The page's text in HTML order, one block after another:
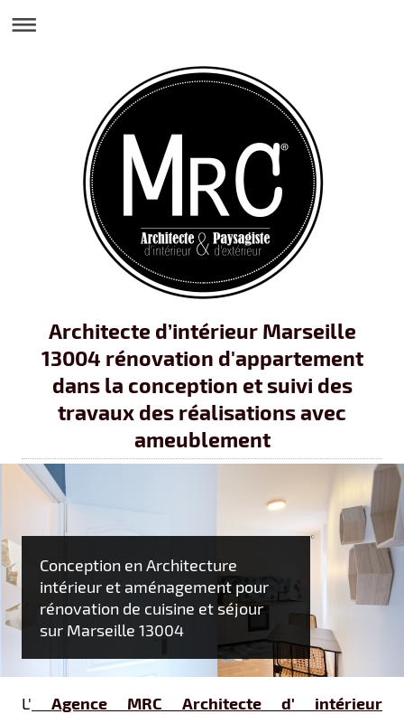
Architecte d’intérieur Marseille
13004 rénovation d'appartement
dans la conception et suivi des
travaux des réalisations avec
ameublement
Conception en Architecture
intérieur et aménagement pour
rénovation de cuisine et séjour
sur Marseille 13004
L'
Agence MRC Architecte d' intérieur